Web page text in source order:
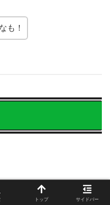
も！
方
トップ サイドバー